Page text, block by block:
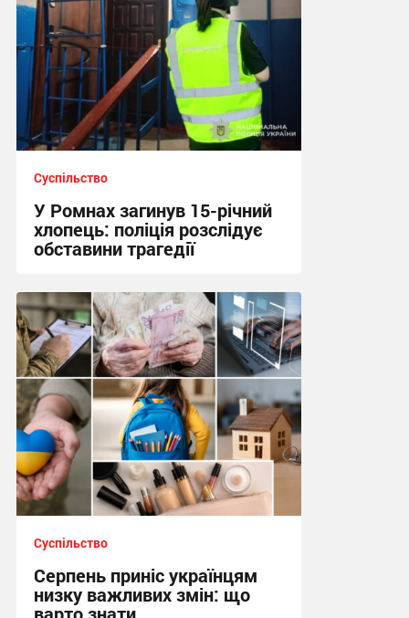
Суспільство
У Ромнах загинув 15-річний
хлопець: поліція розслідує
обставини трагедії
10:13 вчора
Суспільство
Серпень приніс українцям
низку важливих змін: що